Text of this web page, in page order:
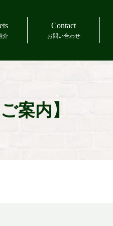
介
Contact
お問い合わせ
案内】